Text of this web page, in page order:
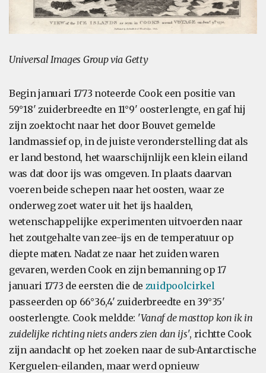
Universal Images Group via Getty
Begin januari 1773 noteerde Cook een positie van
59°18' zuiderbreedte en 11°9' oosterlengte, en gaf hij
zijn zoektocht naar het door Bouvet gemelde
landmassief op, in de juiste veronderstelling dat als
er land bestond, het waarschijnlijk een klein eiland
was dat door ijs was omgeven. In plaats daarvan
voeren beide schepen naar het oosten, waar ze
onderweg zoet water uit het ijs haalden,
wetenschappelijke experimenten uitvoerden naar
het zoutgehalte van zee-ijs en de temperatuur op
diepte maten. Nadat ze naar het zuiden waren
gevaren, werden Cook en zijn bemanning op 17
januari 1773 de eersten die de zuidpoolcirkel
passeerden op 66°36,4' zuiderbreedte en 39°35'
oosterlengte. Cook meldde: 'Vanaf de masttop kon ik in
zuidelijke richting niets anders zien dan ijs', richtte Cook
zijn aandacht op het zoeken naar de sub-Antarctische
Kerguelen-eilanden, maar werd opnieuw